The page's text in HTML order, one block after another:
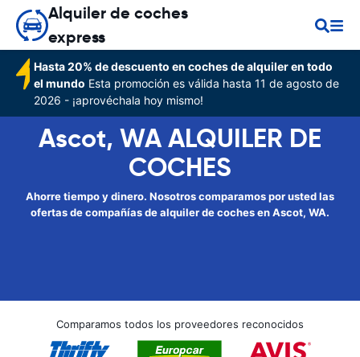
Alquiler de coches
express
Hasta 20% de descuento en coches de alquiler en todo
el mundo Esta promoción es válida hasta 11 de agosto de
2026 - ¡aprovéchala hoy mismo!
Ascot, WA ALQUILER DE
COCHES
Ahorre tiempo y dinero. Nosotros comparamos por usted las
ofertas de compañías de alquiler de coches en Ascot, WA.
Comparamos todos los proveedores reconocidos